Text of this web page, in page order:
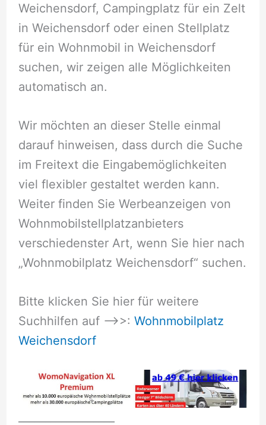
Weichensdorf, Campingplatz für ein Zelt
in Weichensdorf oder einen Stellplatz
für ein Wohnmobil in Weichensdorf
suchen, wir zeigen alle Möglichkeiten
automatisch an.
Wir möchten an dieser Stelle einmal
darauf hinweisen, dass durch die Suche
im Freitext die Eingabemöglichkeiten
viel flexibler gestaltet werden kann.
Weiter finden Sie Werbeanzeigen von
Wohnmobilstellplatzanbieters
verschiedenster Art, wenn Sie hier nach
„Wohnmobilplatz Weichensdorf“ suchen.
Bitte klicken Sie hier für weitere
Suchhilfen auf –>>: Wohnmobilplatz
Weichensdorf